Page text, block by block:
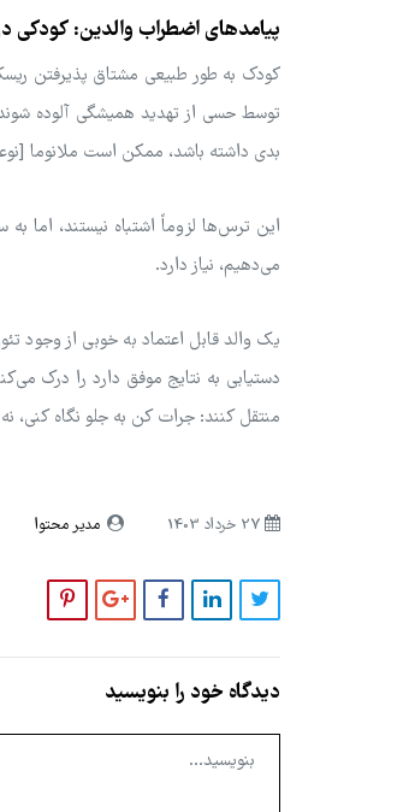
پیامدهای اضطراب والدین: کودکی
کودک به طور طبیعی مشتاق پذیرفتن
توسط حسی از تهدید همیشگی آلوده
بدی داشته باشد، ممکن است ملانوما
این ترس‌ها لزوماً اشتباه نیستند، اما
می‌دهیم، نیاز دارد.
یک والد قابل اعتماد به خوبی از وجود
دستیابی به نتایج موفق دارد را درک
منتقل کنند: جرات کن به جلو نگاه کنی،
مدیر محتوا
دیدگاه خود را بنویسید